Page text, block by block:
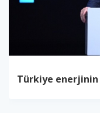
Türkiye